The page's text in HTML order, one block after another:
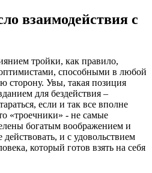
взаимодействия с
тройки, как правило,
способными в любой
сторону. Увы, такая позиция
для бездействия –
если и так все вполне
«троечники» - не самые
богатым воображением и
и с удовольствием
который готов взять на себя